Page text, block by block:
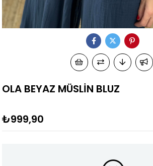
OLA BEYAZ MÜSLİN BLUZ
₺999,90